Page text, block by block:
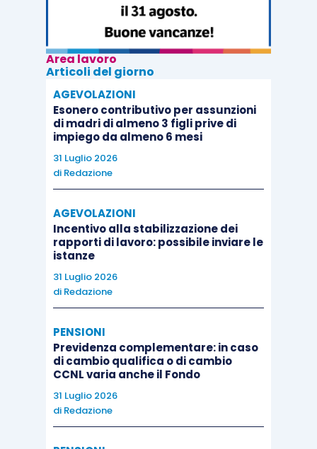
Area lavoro
Articoli del giorno
AGEVOLAZIONI
Esonero contributivo per assunzioni
di madri di almeno 3 figli prive di
impiego da almeno 6 mesi
31 Luglio 2026
di Redazione
AGEVOLAZIONI
Incentivo alla stabilizzazione dei
rapporti di lavoro: possibile inviare le
istanze
31 Luglio 2026
di Redazione
PENSIONI
Previdenza complementare: in caso
di cambio qualifica o di cambio
CCNL varia anche il Fondo
31 Luglio 2026
di Redazione